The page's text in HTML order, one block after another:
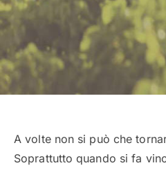
A volte non si può che
Soprattutto quando si fa